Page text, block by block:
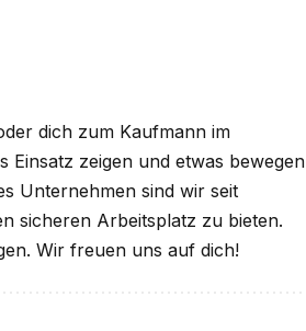
dich zum Kaufmann im
Einsatz zeigen und etwas bewegen
Unternehmen sind wir seit
sicheren Arbeitsplatz zu bieten.
Wir freuen uns auf dich!